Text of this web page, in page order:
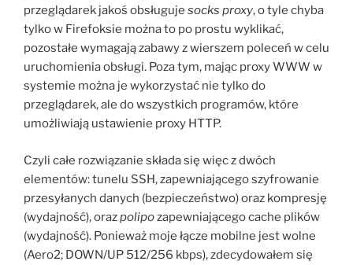
przeglądarek jakoś obsługuje socks proxy, o tyle chyba
tylko w Firefoksie można to po prostu wyklikać,
pozostałe wymagają zabawy z wierszem poleceń w celu
uruchomienia obsługi. Poza tym, mając proxy WWW w
systemie można je wykorzystać nie tylko do
przeglądarek, ale do wszystkich programów, które
umożliwiają ustawienie proxy HTTP.
Czyli całe rozwiązanie składa się więc z dwóch
elementów: tunelu SSH, zapewniającego szyfrowanie
przesyłanych danych (bezpieczeństwo) oraz kompresję
(wydajność), orazpolipozapewniającego cache plików
(wydajność). Ponieważ moje łącze mobilne jest wolne
(Aero2; DOWN/UP 512/256 kbps), zdecydowałem się